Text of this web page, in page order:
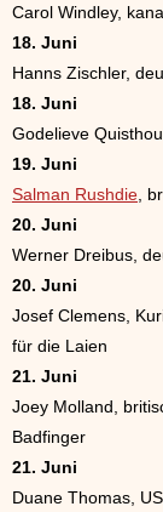
Carol Windley,
18. Juni
Hanns Zischler,
18. Juni
Godelieve
19. Juni
Salman Rushdie ,
20. Juni
Werner Dreibus,
20. Juni
Josef Clemens,
für die Laien
21. Juni
Joey Molland,
Badfinger
21. Juni
Duane Thomas,